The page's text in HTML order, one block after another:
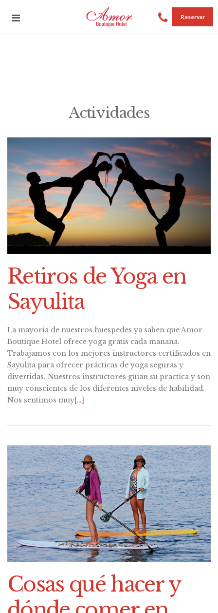
Reservar
Actividades
Retiros de Yoga en
Sayulita
La mayoria de nuestros huespedes ya saben que Amor
Boutique Hotel ofrece yoga gratis cada mañana.
Trabajamos con los mejores instructores certificados en
Sayulita para ofrecer prácticas de yoga seguras y
divertidas. Nuestros instructores guian su practica y son
muy conscientes de los diferentes niveles de habilidad.
Nos sentimos muy[…]
Cosas qué hacer y